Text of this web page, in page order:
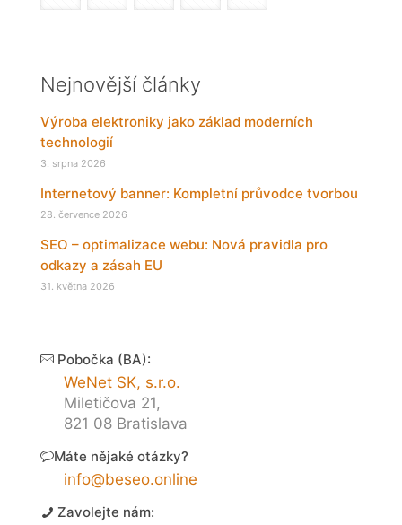
Nejnovější články
Výroba elektroniky jako základ moderních
technologií
3. srpna 2026
Internetový banner: Kompletní průvodce tvorbou
28. července 2026
SEO – optimalizace webu: Nová pravidla pro
odkazy a zásah EU
31. května 2026
Pobočka (BA):
WeNet SK, s.r.o.
Miletičova 21,
821 08 Bratislava
Máte nějaké otázky?
info@beseo.online
Zavolejte nám: